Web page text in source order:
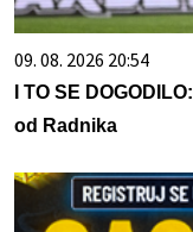
09. 08. 2026 20:54
I TO SE
od Radnika